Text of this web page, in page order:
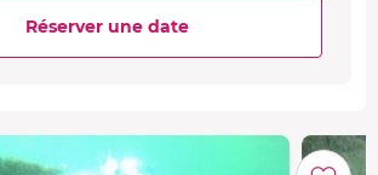
Réserver une date